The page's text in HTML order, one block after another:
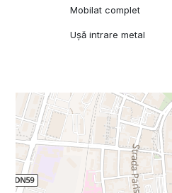
Mobilat complet
Ușă intrare metal